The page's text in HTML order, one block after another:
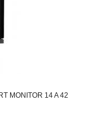
MONITOR 14 A 42